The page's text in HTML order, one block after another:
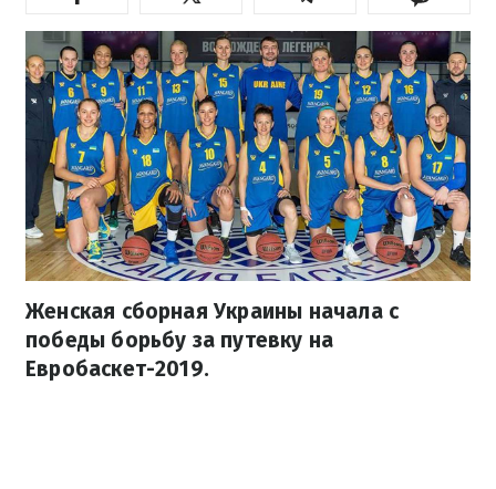
Женская сборная Украины начала с
победы борьбу за путевку на
Евробаскет-2019.